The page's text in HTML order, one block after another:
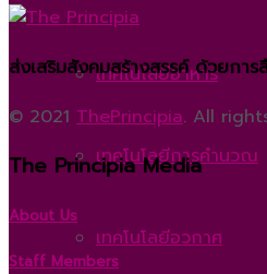
เทคโนโลยีอาหาร
เทคโนโลยีการคำนวณ
เทคโนโลยีอวกาศ
ส่งเสริมสังคมสร้างสรรค์ ด้วยการ
© 2021 ThePrincipia. All
The Principia Media
About Us
Staff Members